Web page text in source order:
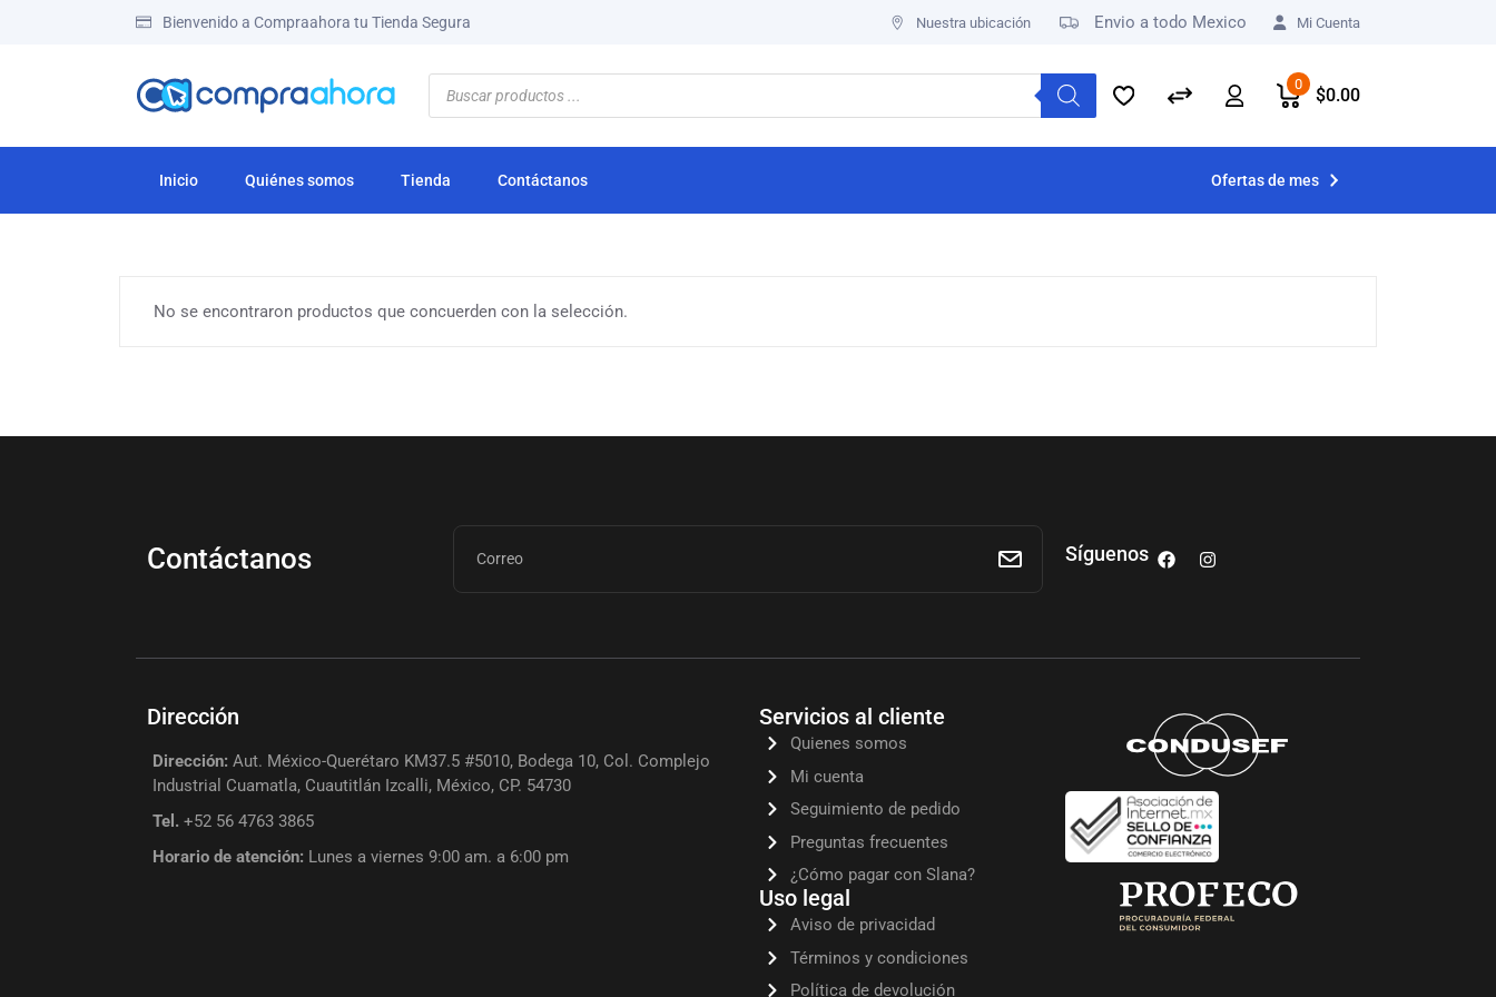
Bienvenido a Compraahora tu Tienda Segura Nuestra ubicación Envio a todo Mexico Mi Cuenta
0
$0.00
Inicio Quiénes somos Tienda Contáctanos Ofertas de mes
No se encontraron productos que concuerden con la selección.
Contáctanos Síguenos
Dirección
Dirección: Aut. México-Querétaro KM37.5 #5010, Bodega 10, Col. Complejo
Industrial Cuamatla, Cuautitlán Izcalli, México, CP. 54730
Tel. +52 56 4763 3865
Horario de atención: Lunes a viernes 9:00 am. a 6:00 pm
Servicios al cliente
Quienes somos
Mi cuenta
Seguimiento de pedido
Preguntas frecuentes
¿Cómo pagar con Slana?
Uso legal
Aviso de privacidad
Términos y condiciones
Política de devolución